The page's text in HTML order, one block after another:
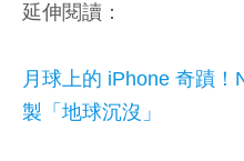
延伸閱讀：
月球上的 iPhone 奇蹟
製「地球沉沒」